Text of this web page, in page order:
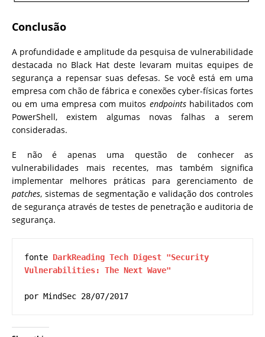
Conclusão
A profundidade e amplitude da pesquisa de vulnerabilidade
destacada no Black Hat deste levaram muitas equipes de
segurança a repensar suas defesas. Se você está em uma
empresa com chão de fábrica e conexões cyber-físicas fortes
ou em uma empresa com muitos endpoints habilitados com
PowerShell, existem algumas novas falhas a serem
consideradas.
E não é apenas uma questão de conhecer as
vulnerabilidades mais recentes, mas também significa
implementar melhores práticas para gerenciamento de
patches, sistemas de segmentação e validação dos controles
de segurança através de testes de penetração e auditoria de
segurança.
fonte DarkReading Tech Digest "Security
Vulnerabilities: The Next Wave"
por MindSec 28/07/2017